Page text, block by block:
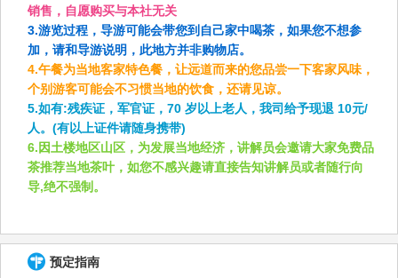
销售，自愿购买与本社无关
3.游览过程，导游可能会带您到自己家中喝茶，如果您不想参
加，请和导游说明，此地方并非购物店。
4.午餐为当地客家特色餐，让远道而来的您品尝一下客家风味，
个别游客可能会不习惯当地的饮食，还请见谅。
5.如有:残疾证，军官证，70 岁以上老人，我司给予现退 10元/
人。(有以上证件请随身携带)
6.因土楼地区山区，为发展当地经济，讲解员会邀请大家免费品
茶推荐当地茶叶，如您不感兴趣请直接告知讲解员或者随行向
导,绝不强制。
预定指南